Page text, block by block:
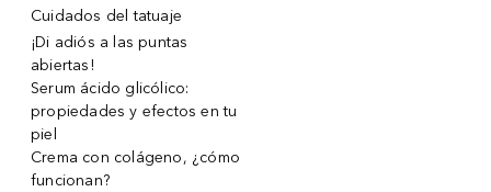
Cuidados del tatuaje
¡Di adiós a las puntas
abiertas!
Serum ácido glicólico:
propiedades y efectos en tu
piel
Crema con colágeno, ¿cómo
funcionan?